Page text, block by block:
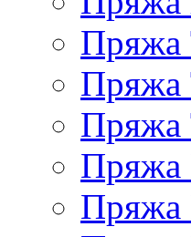
Пряжа
Пряжа
Пряжа
Пряжа
Пряжа